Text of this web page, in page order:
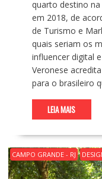
quarto destino
em 2018, de
de Turismo e
quais seriam os
influencer digital
Veronese
para o brasileiro
LEIA MAIS
CAMPO GRANDE - RJ